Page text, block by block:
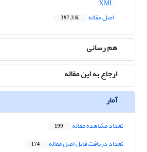
اصل مقاله
397.3 K
هم رسانی
ارجاع به این مقاله
آمار
تعداد مشاهده مقاله 199
تعداد دریافت فایل اصل مقاله 174